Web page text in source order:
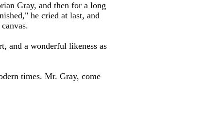
Gray, and then for a long
he cried at last, and
and a wonderful likeness as
times. Mr. Gray, come